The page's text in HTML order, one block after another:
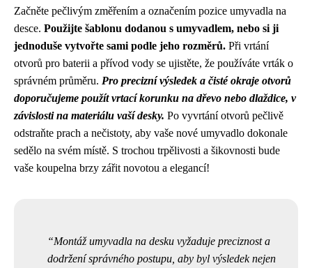
Začněte pečlivým změřením a označením pozice umyvadla na
desce. Použijte šablonu dodanou s umyvadlem, nebo si ji
jednoduše vytvořte sami podle jeho rozměrů. Při vrtání
otvorů pro baterii a přívod vody se ujistěte, že používáte vrták o
správném průměru. Pro precizní výsledek a čisté okraje otvorů
doporučujeme použít vrtací korunku na dřevo nebo dlaždice, v
závislosti na materiálu vaší desky. Po vyvrtání otvorů pečlivě
odstraňte prach a nečistoty, aby vaše nové umyvadlo dokonale
sedělo na svém místě. S trochou trpělivosti a šikovnosti bude
vaše koupelna brzy zářit novotou a elegancí!
Montáž umyvadla na desku vyžaduje preciznost a
dodržení správného postupu, aby byl výsledek nejen